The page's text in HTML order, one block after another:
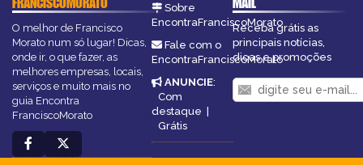
O melhor de Francisco
Morato num só lugar! Dicas,
onde ir, o que fazer, as
melhores empresas, locais,
serviços e muito mais no
guia Encontra
FranciscoMorato
Sobre
EncontraFranciscoMorato
Fale com o
EncontraFranciscoMorato
ANUNCIE:
Com
destaque |
Grátis
Receba grátis as
principais notícias,
dicas e promoções